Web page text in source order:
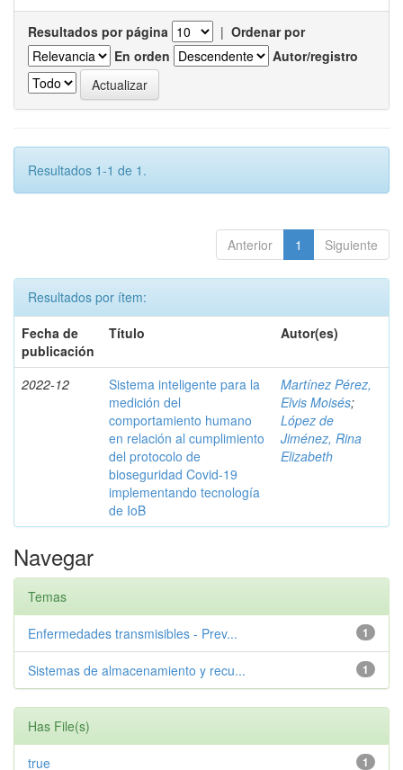
Resultados por página | Ordenar por
En orden
Autor/registro
Resultados 1-1 de 1.
Anterior 1 Siguiente
Resultados por ítem:
Fecha de
publicación
Título Autor(es)
2022-12
Sistema inteligente para la
medición del
comportamiento humano
en relación al cumplimiento
del protocolo de
bioseguridad Covid-19
implementando tecnología
de IoB
Martínez Pérez,
Elvis Moisés;
López de
Jiménez, Rina
Elizabeth
Navegar
Temas
1
Enfermedades transmisibles - Prev...
1
Sistemas de almacenamiento y recu...
Has File(s)
1
true